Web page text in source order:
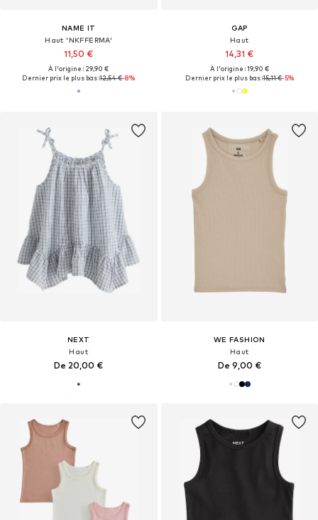
NAME IT
Haut 'NKFFERMA'
11,50 €
À l'origine : 29,90 €
Dernier prix le plus bas :12,54 €-8%
GAP
Haut
14,31 €
À l'origine : 19,90 €
Dernier prix le plus bas :15,11 €-5%
NEXT
Haut
De 20,00 €
WE FASHION
Haut
De 9,00 €